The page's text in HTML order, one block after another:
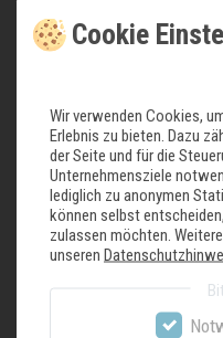
579,00
*inkl.
cm,
649,00
Cookie
Wir verwenden Cookies,
Erlebnis zu bieten. Dazu
der Seite und für die
Unternehmensziele
lediglich zu anonymen
können selbst
zulassen möchten.
unseren